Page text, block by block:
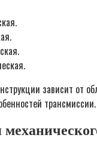
зависит от
трансмиссии.